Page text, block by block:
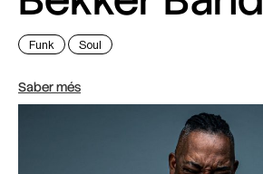
Funk Soul
Saber més